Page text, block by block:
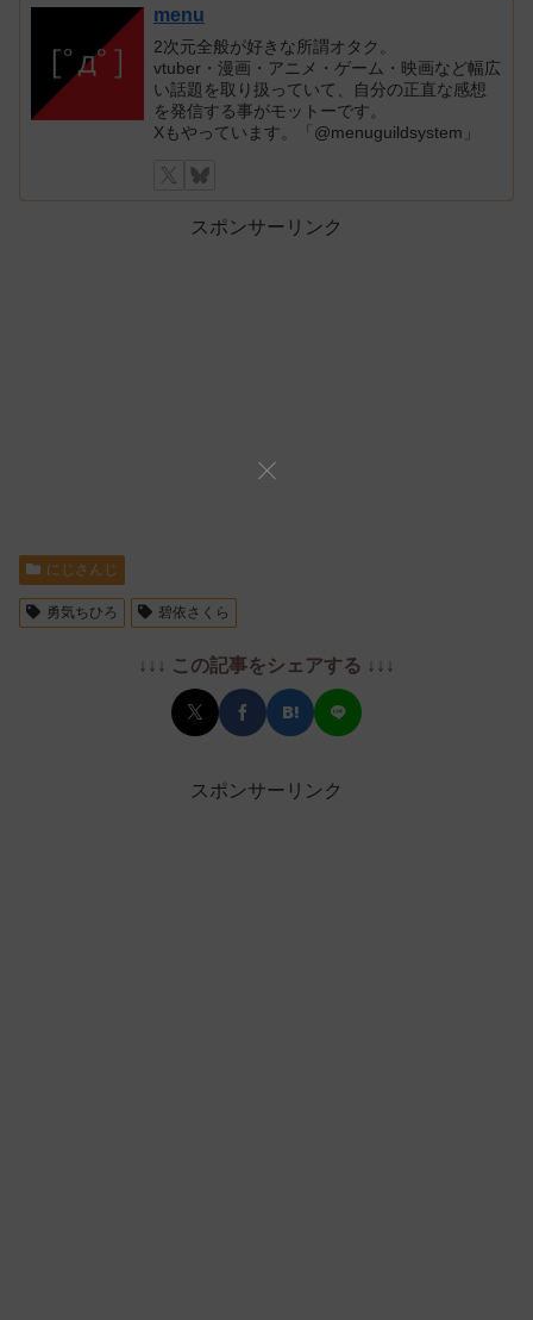
menu
2次元全般が好きな所謂オタク。
vtuber・漫画・アニメ・ゲーム・映画など幅広
い話題を取り扱っていて、自分の正直な感想
を発信する事がモットーです。
Xもやっています。「@menuguildsystem」
スポンサーリンク
にじさんじ
勇気ちひろ 碧依さくら
↓↓↓ この記事をシェアする ↓↓↓
スポンサーリンク